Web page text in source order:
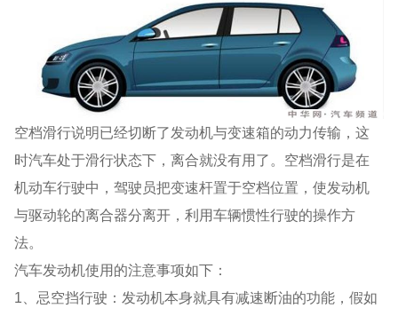
空档滑行说明已经切断了发动机与变速箱的动力传输，这
时汽车处于滑行状态下，离合就没有用了。空档滑行是在
机动车行驶中，驾驶员把变速杆置于空档位置，使发动机
与驱动轮的离合器分离开，利用车辆惯性行驶的操作方
法。
汽车发动机使用的注意事项如下：
1、忌空挡行驶：发动机本身就具有减速断油的功能，假如